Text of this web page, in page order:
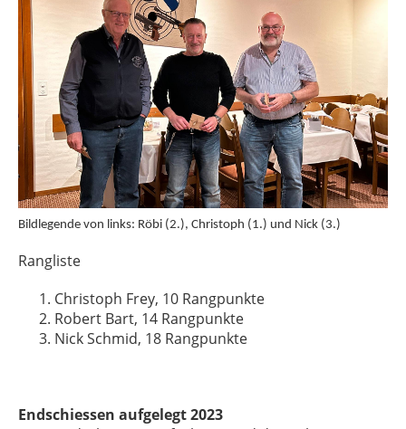
Bildlegende von links: Röbi (2.), Christoph (1.) und Nick (3.)
Rangliste
Christoph Frey, 10 Rangpunkte
Robert Bart, 14 Rangpunkte
Nick Schmid, 18 Rangpunkte
Endschiessen aufgelegt 2023